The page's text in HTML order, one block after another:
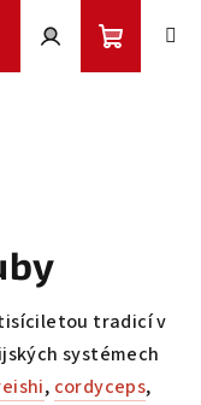
PřihlášeníNákupní
tradicí v
systémech
, cordyceps,